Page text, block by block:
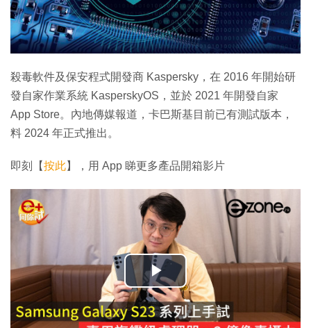
殺毒軟件及保安程式開發商 Kaspersky，在 2016 年開始研
發自家作業系統 KasperskyOS，並於 2021 年開發自家
App Store。內地傳媒報道，卡巴斯基目前已有測試版本，
料 2024 年正式推出。
即刻【按此】，用 App 睇更多產品開箱影片
播
放